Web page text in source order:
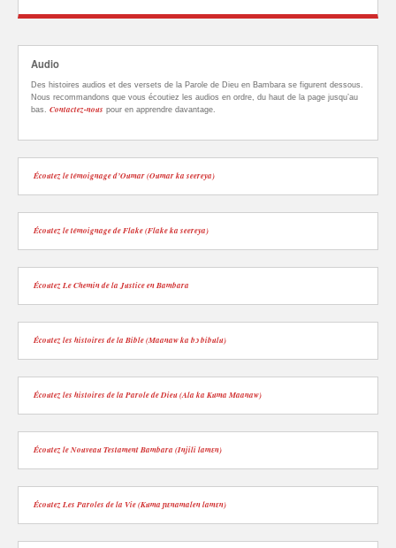
Audio
Des histoires audios et des versets de la Parole de Dieu en Bambara se figurent dessous.
Nous recommandons que vous écoutiez les audios en ordre, du haut de la page jusqu’au
bas. Contactez-nous pour en apprendre davantage.
Écoutez le témoignage d’Oumar (Oumar ka seereya)
Écoutez le témoignage de Flake (Flake ka seereya)
Écoutez Le Chemin de la Justice en Bambara
Écoutez les histoires de la Bible (Maanaw ka bɔ bibulu)
Écoutez les histoires de la Parole de Dieu (Ala ka Kuma Maanaw)
Écoutez le Nouveau Testament Bambara (Injili lamɛn)
Écoutez Les Paroles de la Vie (Kuma ɲɛnamalen lamɛn)